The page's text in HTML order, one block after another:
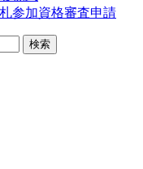
参加資格審査申請